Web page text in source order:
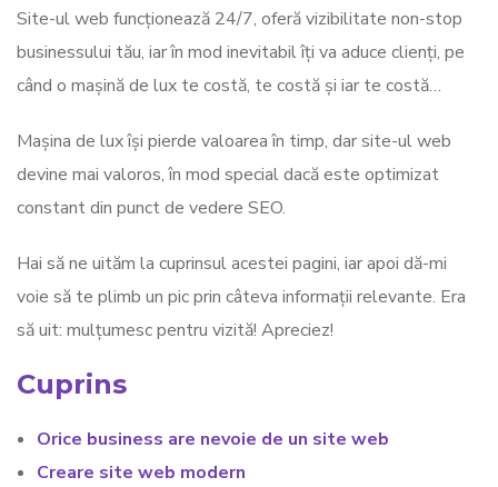
Site-ul web funcționează 24/7, oferă vizibilitate non-stop
businessului tău, iar în mod inevitabil îți va aduce clienți, pe
când o mașină de lux te costă, te costă și iar te costă…
Mașina de lux își pierde valoarea în timp, dar site-ul web
devine mai valoros, în mod special dacă este optimizat
constant din punct de vedere SEO.
Hai să ne uităm la cuprinsul acestei pagini, iar apoi dă-mi
voie să te plimb un pic prin câteva informații relevante. Era
să uit: mulțumesc pentru vizită! Apreciez!
Cuprins
Orice business are nevoie de un site web
Creare site web modern